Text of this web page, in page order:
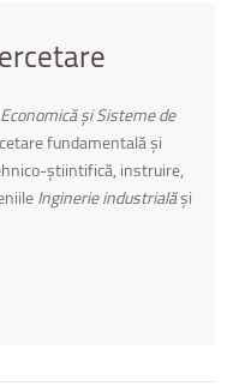
şi Sisteme de
fundamentală şi
ştiintifică, instruire,
Inginerie industrialăși